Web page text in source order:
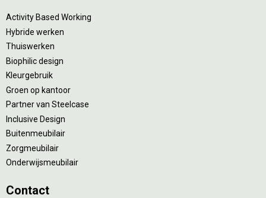
Activity Based Working
Hybride werken
Thuiswerken
Biophilic design
Kleurgebruik
Groen op kantoor
Partner van Steelcase
Inclusive Design
Buitenmeubilair
Zorgmeubilair
Onderwijsmeubilair
Contact